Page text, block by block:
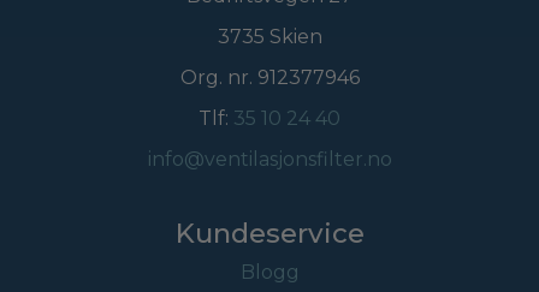
3735 Skien
Org. nr. 912377946
Tlf: 35 10 24 40
info@ventilasjonsfilter.no
Kundeservice
Blogg